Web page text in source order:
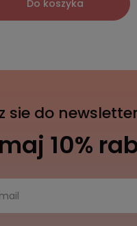
Do koszyka
sie do
10%